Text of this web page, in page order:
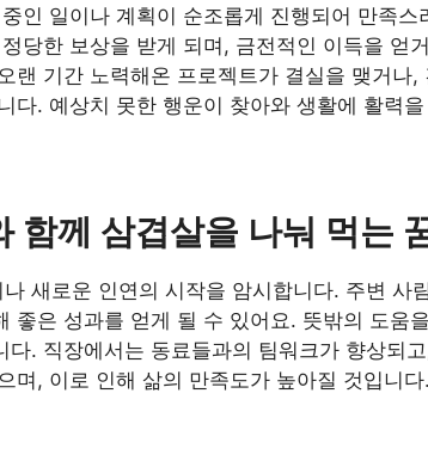
인 일이나 계획이 순조롭게 진행되어 만족
당한 보상을 받게 되며, 금전적인 이득을 얻
랜 기간 노력해온 프로젝트가 결실을 맺거나,
다. 예상치 못한 행운이 찾아와 생활에 활력
함께 삼겹살을 나눠 먹는
새로운 인연의 시작을 암시합니다. 주변 사
좋은 성과를 얻게 될 수 있어요. 뜻밖의 도움
다. 직장에서는 동료들과의 팀워크가 향상되
며, 이로 인해 삶의 만족도가 높아질 것입니다.